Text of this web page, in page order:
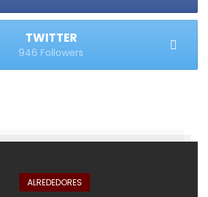
TWITTER
946 Followers
ALREDEDORES